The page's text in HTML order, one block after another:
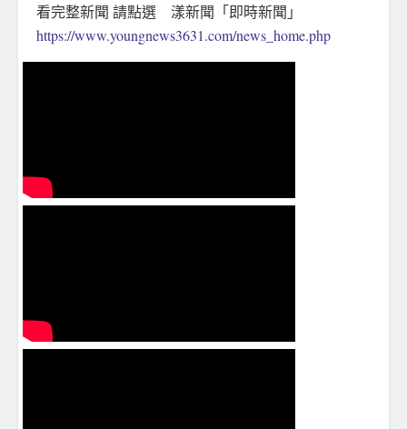
看完整新聞 請點選 漾新聞「即時新聞」
https://www.youngnews3631.com/news_home.php